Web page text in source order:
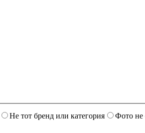
Не тот бренд или категория Фото не